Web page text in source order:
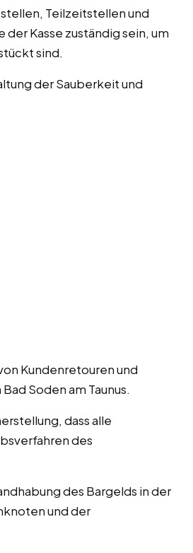
Teilzeitstellen und
der Kasse zuständig sein, um
sind.
der Sauberkeit und
Kundenretouren und
Soden am Taunus.
dass alle
des
des Bargelds in der
und der